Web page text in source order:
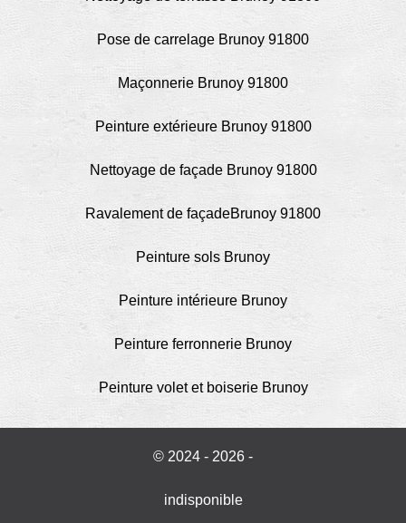
Pose de carrelage Brunoy 91800
Maçonnerie Brunoy 91800
Peinture extérieure Brunoy 91800
Nettoyage de façade Brunoy 91800
Ravalement de façadeBrunoy 91800
Peinture sols Brunoy
Peinture intérieure Brunoy
Peinture ferronnerie Brunoy
Peinture volet et boiserie Brunoy
© 2024 - 2026 -
indisponible